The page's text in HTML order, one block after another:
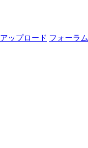
アップロード フォーラム